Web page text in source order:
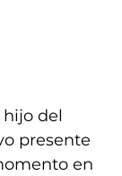
hijo del
presente
en